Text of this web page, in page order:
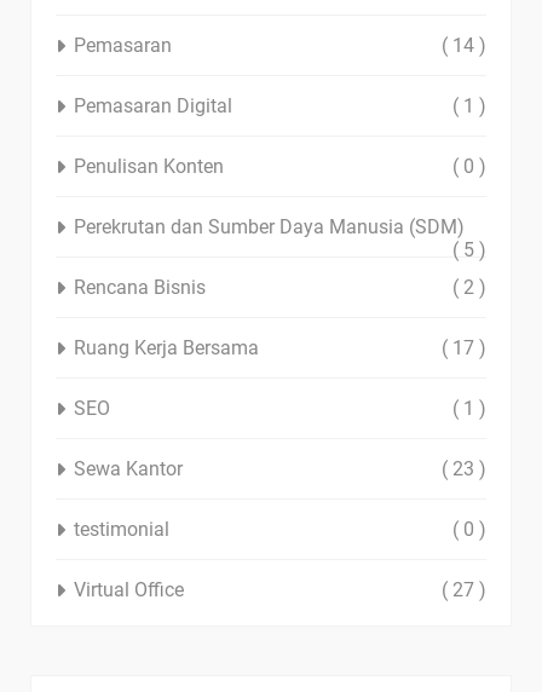
Pemasaran ( 14 )
Pemasaran Digital ( 1 )
Penulisan Konten ( 0 )
Perekrutan dan Sumber Daya Manusia (SDM)
( 5 )
Rencana Bisnis
( 2 )
Ruang Kerja Bersama ( 17 )
SEO ( 1 )
Sewa Kantor ( 23 )
testimonial ( 0 )
Virtual Office ( 27 )